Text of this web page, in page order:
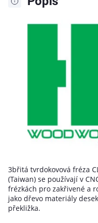
3břitá tvrdokovová fréza
(Taiwan) se používají v
frézkách pro zakřivené a
jako dřevo materiály
překližka.